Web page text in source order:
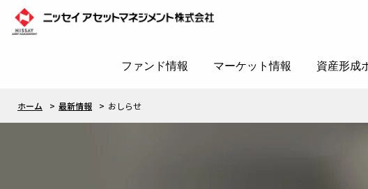
ファンド情報 マーケット情報 資産形成
ホーム 最新情報 おしらせ